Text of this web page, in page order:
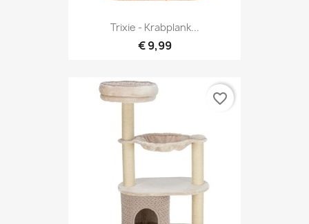
Trixie - Krabplank...
€ 9,99
favorite_border